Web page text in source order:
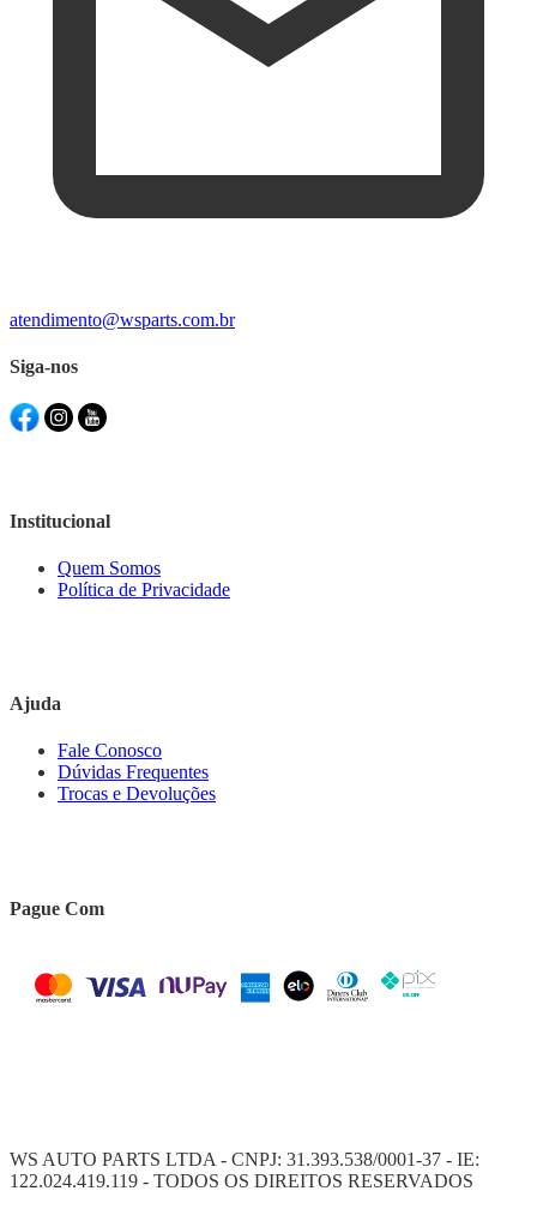
atendimento@wsparts.com.br
Siga-nos
Institucional
Quem Somos
Política de Privacidade
Ajuda
Fale Conosco
Dúvidas Frequentes
Trocas e Devoluções
Pague Com
WS AUTO PARTS LTDA - CNPJ: 31.393.538/0001-37 - IE:
122.024.419.119 - TODOS OS DIREITOS RESERVADOS